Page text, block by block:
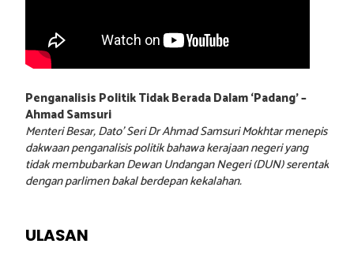
Penganalisis Politik Tidak Berada Dalam ‘Padang’ –
Ahmad Samsuri
Menteri Besar, Dato’ Seri Dr Ahmad Samsuri Mokhtar menepis
dakwaan penganalisis politik bahawa kerajaan negeri yang
tidak membubarkan Dewan Undangan Negeri (DUN) serentak
dengan parlimen bakal berdepan kekalahan.
ULASAN